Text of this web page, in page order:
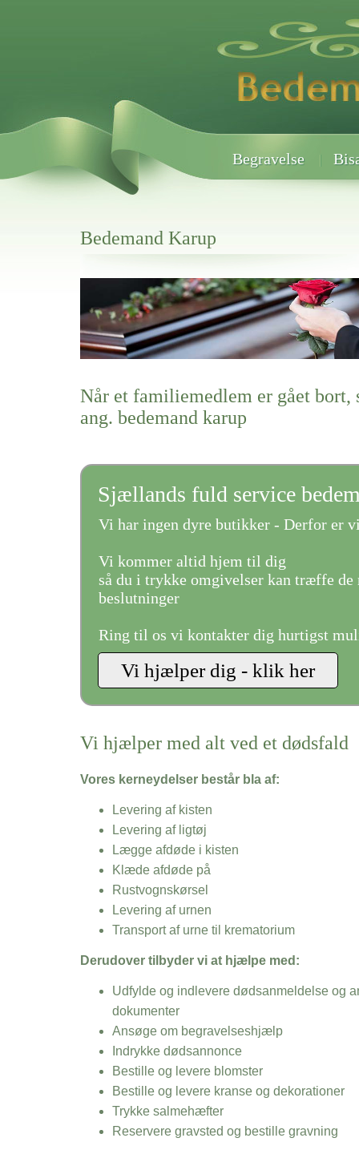
Begravelse
Bedemand Karup
Her hos os får du altid en god afslutning når det gælder
Bedemand Karup
vi hjælper i alle faser af begravelsel
Når et familiemedlem er gået bort,
ang. bedemand karup
Sjællands fuld service
Vi har ingen dyre butikker - Derfor er
Vi kommer altid hjem til dig
så du i trykke omgivelser kan træffe de
beslutninger
Ring til os vi kontakter dig hurtigst
Vi hjælper med alt ved et dødsfald
Vores kerneydelser består bla af:
Levering af kisten
Levering af ligtøj
Lægge afdøde i kisten
Klæde afdøde på
Rustvognskørsel
Levering af urnen
Transport af urne til krematorium
Derudover tilbyder vi at hjælpe med:
Udfylde og indlevere dødsanmeldelse og
dokumenter
Ansøge om begravelseshjælp
Indrykke dødsannonce
Bestille og levere blomster
Bestille og levere kranse og dekorationer
Trykke salmehæfter
Reservere gravsted og bestille gravning